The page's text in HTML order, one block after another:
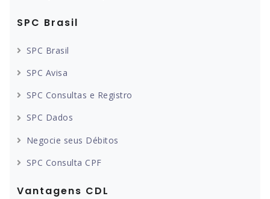
SPC Brasil
SPC Brasil
SPC Avisa
SPC Consultas e Registro
SPC Dados
Negocie seus Débitos
SPC Consulta CPF
Vantagens CDL